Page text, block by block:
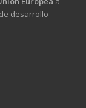
desarrollo